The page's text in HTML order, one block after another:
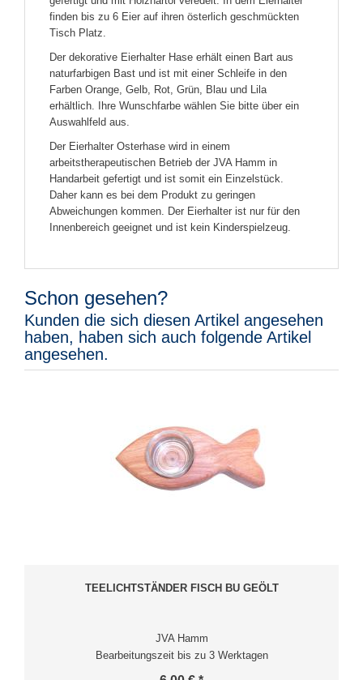
finden bis zu 6 Eier auf ihren österlich geschmückten
Tisch Platz.
Der dekorative Eierhalter Hase erhält einen Bart aus
naturfarbigen Bast und ist mit einer Schleife in den
Farben Orange, Gelb, Rot, Grün, Blau und Lila
erhältlich. Ihre Wunschfarbe wählen Sie bitte über ein
Auswahlfeld aus.
Der Eierhalter Osterhase wird in einem
arbeitstherapeutischen Betrieb der JVA Hamm in
Handarbeit gefertigt und ist somit ein Einzelstück.
Daher kann es bei dem Produkt zu geringen
Abweichungen kommen. Der Eierhalter ist nur für den
Innenbereich geeignet und ist kein Kinderspielzeug.
Schon gesehen?
Kunden die sich diesen Artikel angesehen
haben, haben sich auch folgende Artikel
angesehen.
TEELICHTSTÄNDER FISCH BU GEÖLT
JVA Hamm
Bearbeitungszeit bis zu 3 Werktagen